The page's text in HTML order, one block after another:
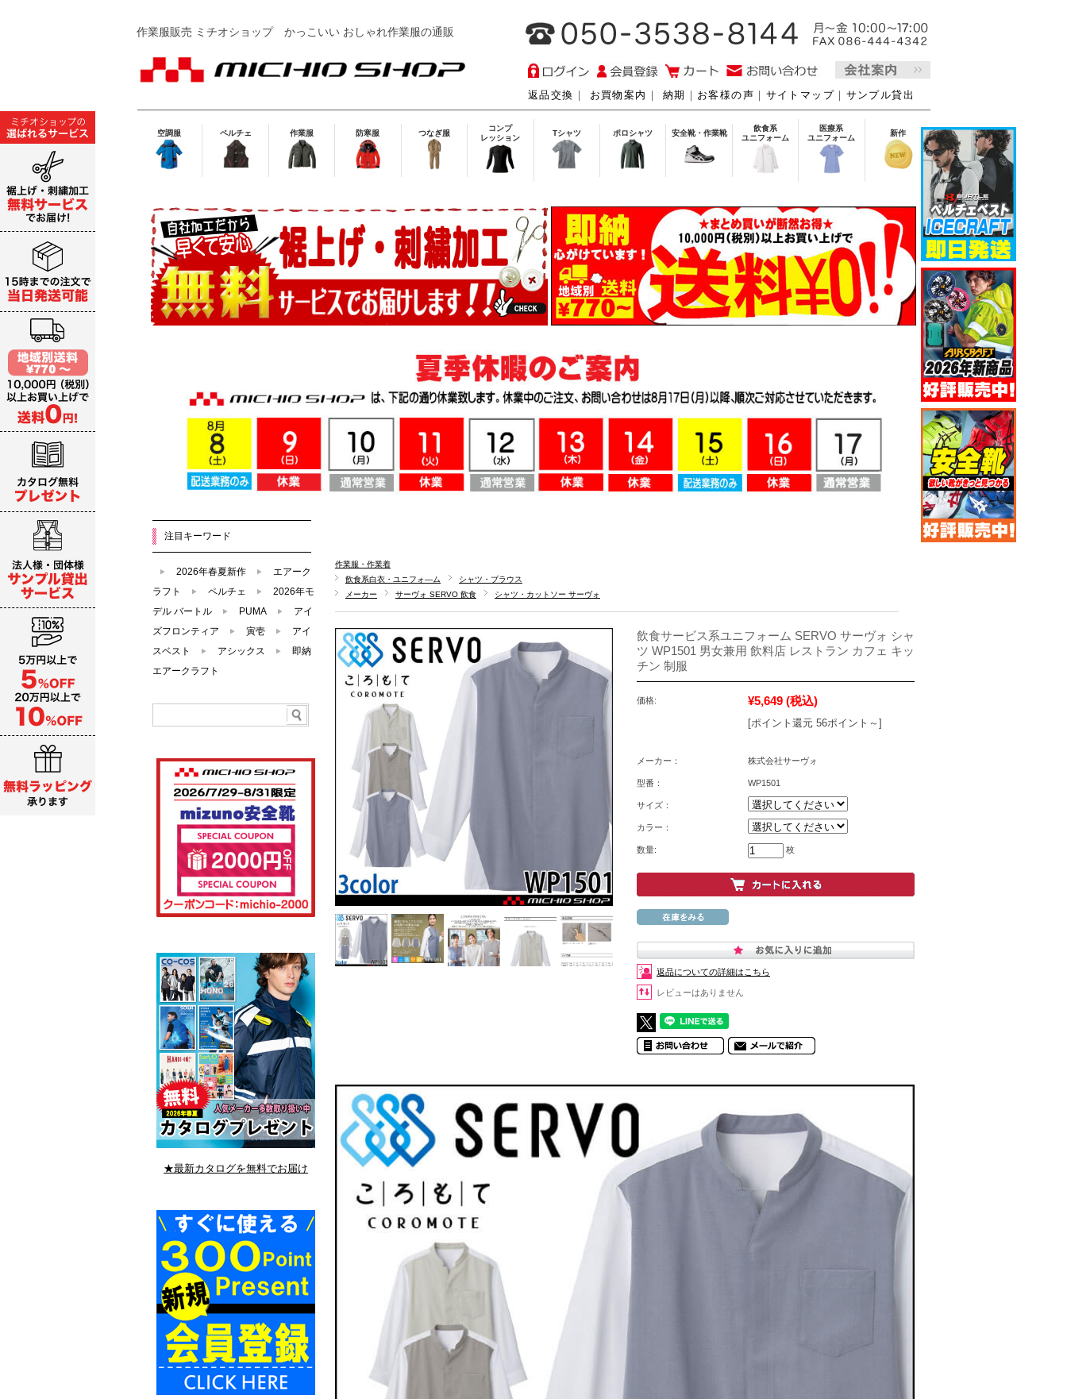
作業服販売 ミチオショップかっこいい おしゃれ作業服の通販
返品交換 ｜ お買物案内 ｜ 納期 ｜ お客様の声 ｜ サイトマップ ｜ サンプル貸出
空調服 ペルチェ 作業服 防寒服 つなぎ服
コンプ
レッション
Tシャツ ポロシャツ 安全靴・作業靴
飲食系
ユニフォーム
医療系
ユニフォーム
新作
作業服・作業着
飲食系白衣・ユニフォ―ム
シャツ・ブラウス
メーカー
サーヴォ SERVO 飲食 シャツ・カットソー サーヴォ
飲食サービス系ユニフォーム SERVO サーヴォ シャ
ツ WP1501 男女兼用 飲料店 レストラン カフェ キッ
チン 制服
価格: ¥5,649 (税込)
[ポイント還元 56ポイント～]
メーカー： 株式会社サーヴォ
型番： WP1501
サイズ：
カラー：
数量: 枚
返品についての詳細はこちら
レビューはありません
注目キーワード
2026年春夏新作
エアーク
ラフト
ペルチェ
2026年モ
デル バートル
PUMA
アイ
ズフロンティア
寅壱
アイ
スベスト
アシックス
即納
エアークラフト
★最新カタログを無料でお届け